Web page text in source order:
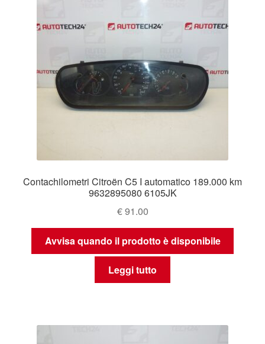
Contachilometri Citroën C5 I automatico 189.000 km
9632895080 6105JK
€91.00
Avvisa quando il prodotto è disponibile
Leggi tutto